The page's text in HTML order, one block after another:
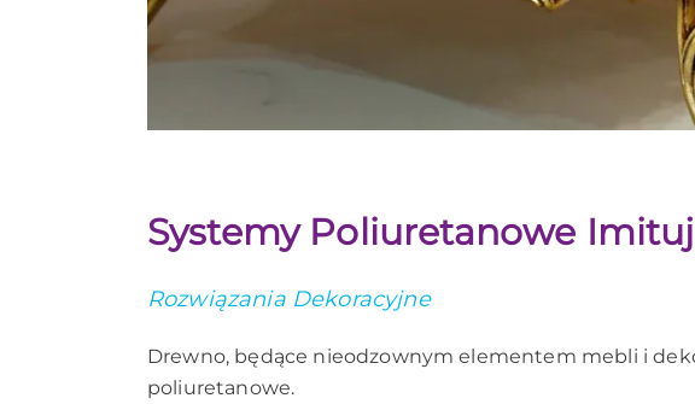
Systemy Poliuretanowe
Rozwiązania Dekoracyjne
Drewno, będące nieodzownym elementem mebli i
poliuretanowe.